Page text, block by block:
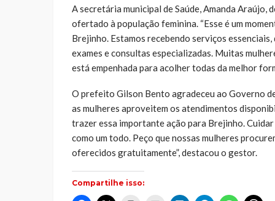
A secretária municipal de Saúde, Amanda
ofertado à população feminina. “Esse é um
Brejinho. Estamos recebendo serviços
exames e consultas especializadas. Muitas
está empenhada para acolher todas da melhor
O prefeito Gilson Bento agradeceu ao Governo
as mulheres aproveitem os atendimentos
trazer essa importante ação para Brejinho.
como um todo. Peço que nossas mulheres
oferecidos gratuitamente”, destacou o gestor.
Compartilhe isso: